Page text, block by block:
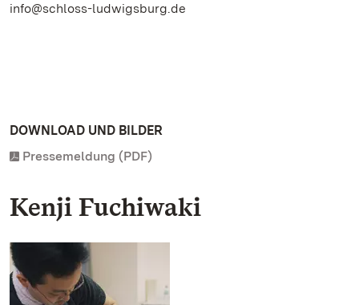
info@schloss-ludwigsburg.de
DOWNLOAD UND BILDER
Pressemeldung (PDF)
Kenji Fuchiwaki